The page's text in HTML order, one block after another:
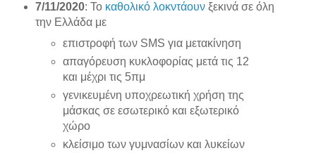
7/11/2020: Το καθολικό λοκντάουνξεκινά σε όλη
την Ελλάδα με
επιστροφή των SMS για μετακίνηση
απαγόρευση κυκλοφορίας μετά τις 12
και μέχρι τις 5πμ
γενικευμένη υποχρεωτική χρήση της
μάσκας σε εσωτερικό και εξωτερικό
χώρο
κλείσιμο των γυμνασίων και λυκείων